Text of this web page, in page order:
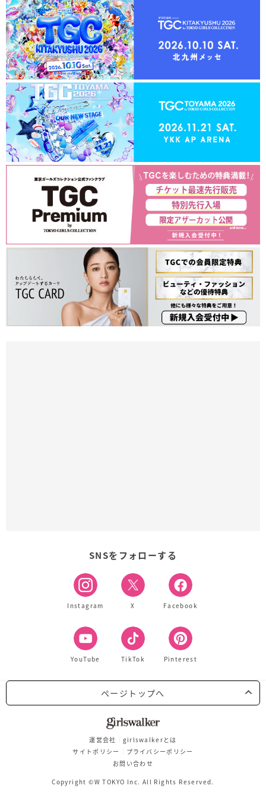
SNSをフォローする
Instagram X Facebook
YouTube TikTok Pinterest
ページトップへ
運営会社
girlswalkerとは
サイトポリシー
プライバシーポリシー
お問い合わせ
Copyright ©W TOKYO Inc. All Rights Reserved.